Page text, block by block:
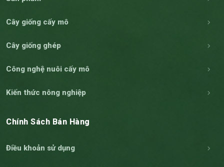
Cây giống cấy mô
Cây giống ghép
Công nghệ nuôi cấy mô
Kiến thức nông nghiệp
Chính Sách Bán Hàng
Điều khoản sử dụng